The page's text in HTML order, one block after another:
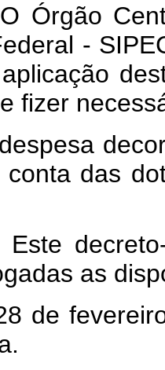
-
fizer
das
lei
as
fevereiro